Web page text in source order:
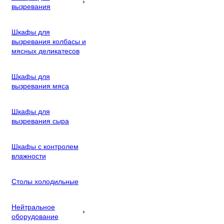
вызревания
Шкафы для
вызревания колбасы и
мясных деликатесов
Шкафы для
вызревания мяса
Шкафы для
вызревания сыра
Шкафы с контролем
влажности
Столы холодильные
Нейтральное
оборудование